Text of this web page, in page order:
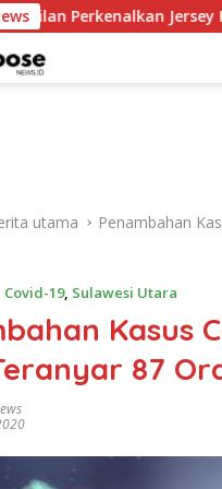
Jersey Ketiga 2026-
utama
Penambahan
Covid-19, Sulawesi Utara
Kasus
87